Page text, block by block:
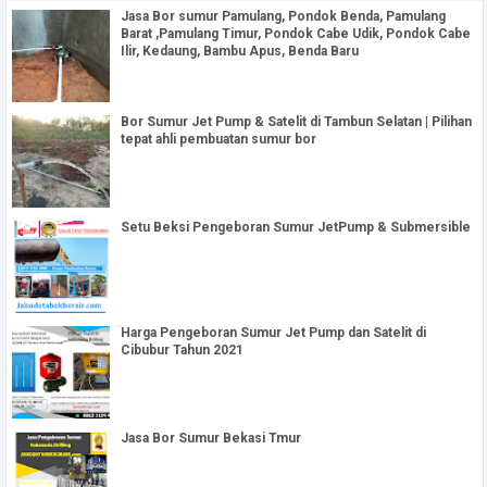
Jasa Bor sumur Pamulang, Pondok Benda, Pamulang
Barat ,Pamulang Timur, Pondok Cabe Udik, Pondok Cabe
Ilir, Kedaung, Bambu Apus, Benda Baru
Bor Sumur Jet Pump & Satelit di Tambun Selatan | Pilihan
tepat ahli pembuatan sumur bor
Setu Beksi Pengeboran Sumur JetPump & Submersible
Harga Pengeboran Sumur Jet Pump dan Satelit di
Cibubur Tahun 2021
Jasa Bor Sumur Bekasi Tmur